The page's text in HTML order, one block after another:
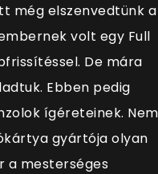
még elszenvedtünk a
volt egy Full
De mára
Ebben pedig
ígéreteinek. Nem
gyártója olyan
a mesterséges